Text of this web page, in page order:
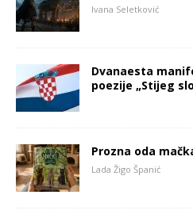
Ivana Seletković
Dvanaesta
poezije „Stijeg
Prozna oda
Lada Žigo Španić